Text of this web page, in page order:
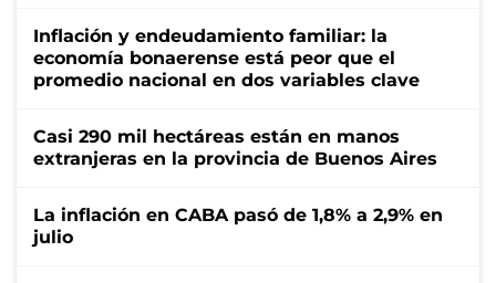
Inflación y endeudamiento familiar: la
economía bonaerense está peor que el
promedio nacional en dos variables clave
Casi 290 mil hectáreas están en manos
extranjeras en la provincia de Buenos Aires
La inflación en CABA pasó de 1,8% a 2,9% en
julio